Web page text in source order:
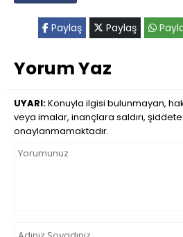
Paylaş Paylaş
Yorum Yaz
UYARI:Konuyla ilgisi bulunmayan,
veya imalar, inançlara saldırı,
onaylanmamaktadır.